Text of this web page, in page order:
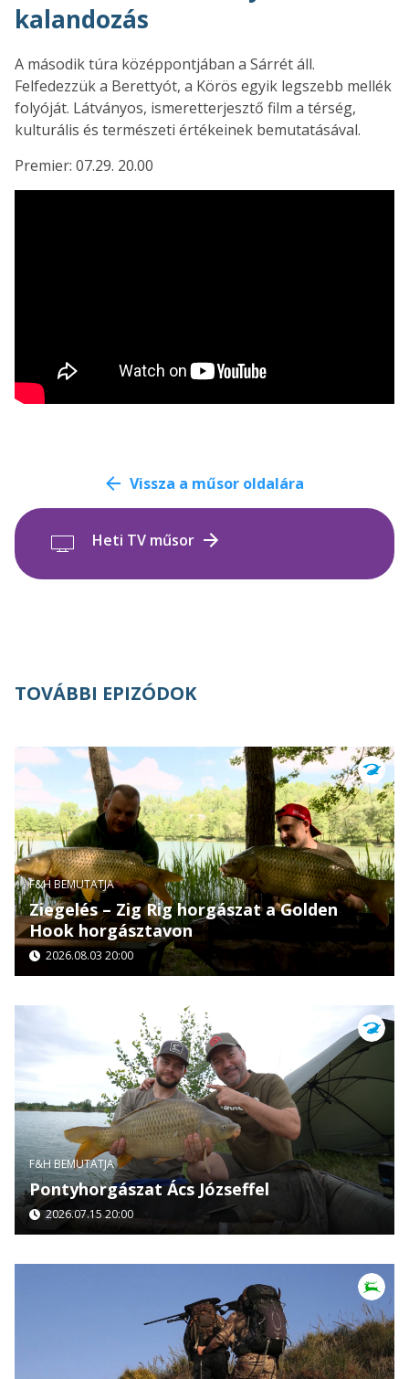
kalandozás
A második túra középpontjában a Sárrét áll.
Felfedezzük a Berettyót, a Körös egyik legszebb mellék
folyóját. Látványos, ismeretterjesztő film a térség,
kulturális és természeti értékeinek bemutatásával.
Premier: 07.29. 20.00
Vissza a műsor oldalára
Heti TV műsor
TOVÁBBI EPIZÓDOK
F&H BEMUTATJA
Ziegelés – Zig Rig horgászat a Golden
Hook horgásztavon
2026.08.03 20:00
F&H BEMUTATJA
Pontyhorgászat Ács Józseffel
2026.07.15 20:00